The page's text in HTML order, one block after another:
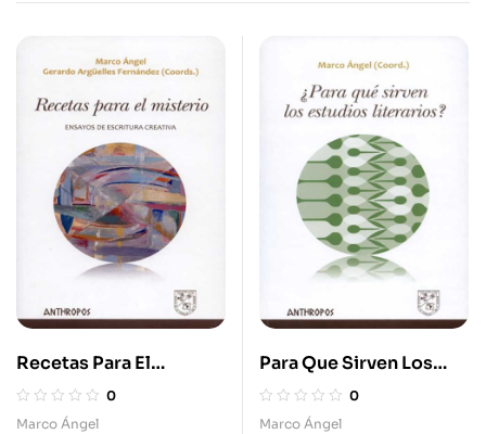
Recetas Para El
Misterio. Ensayos De
Escritura Creativa
0
Marco Ángel
Para Que Sirven Los
Estudios Literarios?
0
Marco Ángel